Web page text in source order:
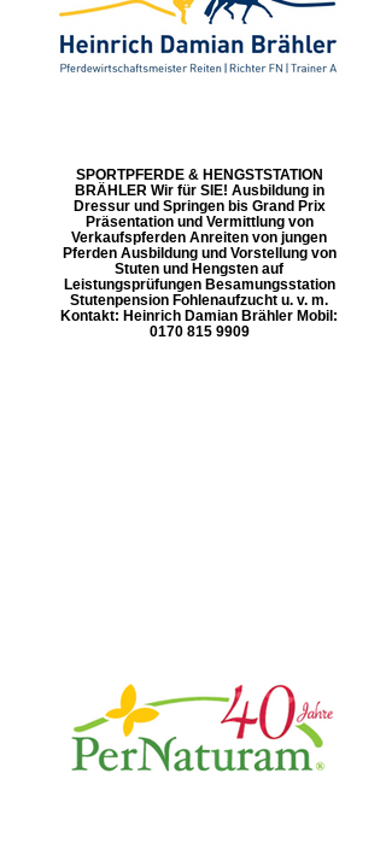
SPORTPFERDE & HENGSTSTATION
BRÄHLER Wir für SIE! Ausbildung in
Dressur und Springen bis Grand Prix
Präsentation und Vermittlung von
Verkaufspferden Anreiten von jungen
Pferden Ausbildung und Vorstellung von
Stuten und Hengsten auf
Leistungsprüfungen Besamungsstation
Stutenpension Fohlenaufzucht u. v. m.
Kontakt: Heinrich Damian Brähler Mobil:
0170 815 9909